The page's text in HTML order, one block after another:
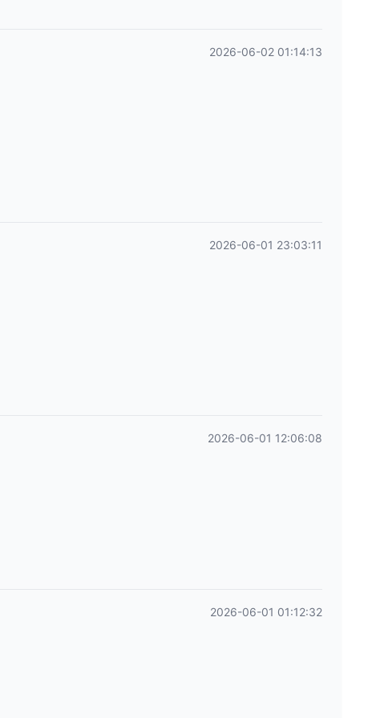
2026-06-02 01:14:13
2026-06-01 23:03:11
2026-06-01 12:06:08
2026-06-01 01:12:32